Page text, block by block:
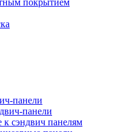
покрытием
панели
панели
сэндвич панелям